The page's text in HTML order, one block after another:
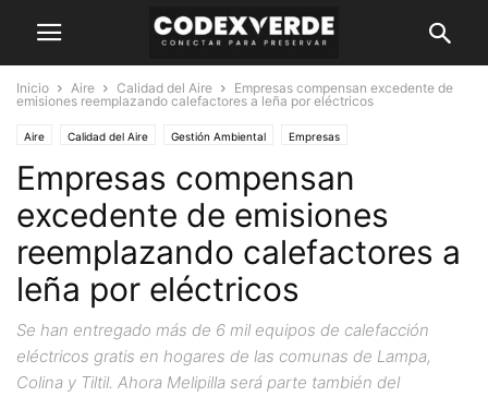
Inicio Aire Calidad del Aire
Empresas compensan excedente de
emisiones reemplazando calefactores a leña por eléctricos
Aire Calidad del Aire Gestión Ambiental Empresas
Empresas compensan
excedente de emisiones
reemplazando calefactores a
leña por eléctricos
Se han entregado más de 6 mil equipos de calefacción
eléctricos gratis en hogares de las comunas de Lampa,
Colina y Tiltil. Ahora Melipilla será parte también del